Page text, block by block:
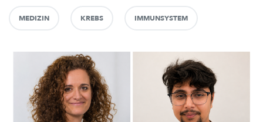
MEDIZIN KREBS IMMUNSYSTEM